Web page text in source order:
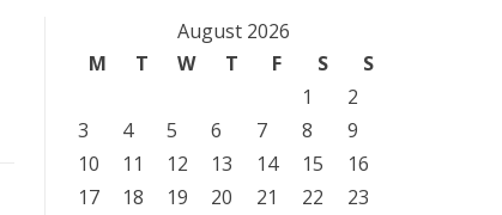
August 2026
M
T W T F S
S
1
2
3
4 5 6 7 8
9
10
11 12 13 14 15
16
17
18 19 20 21 22
23